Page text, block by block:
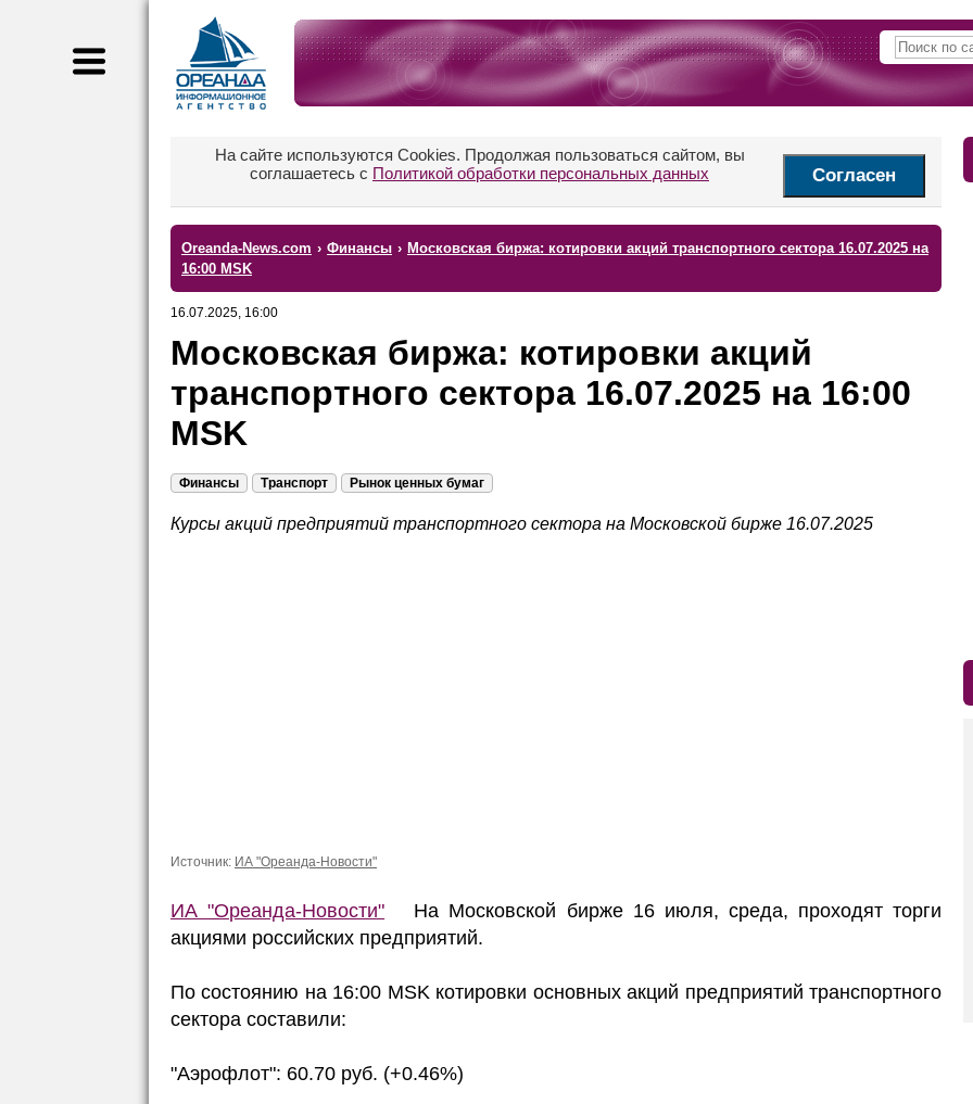
На сайте используются Cookies. Продолжая пользоваться сайтом, вы
соглашаетесь с Политикой обработки персональных данных Согласен
Oreanda-News.com › Финансы › Московская биржа: котировки акций транспортного сектора 16.07.2025 на
16:00 MSK
16.07.2025, 16:00
Московская биржа: котировки акций
транспортного сектора 16.07.2025 на 16:00
MSK
Финансы Транспорт Рынок ценных бумаг
Курсы акций предприятий транспортного сектора на Московской бирже 16.07.2025
Источник: ИА "Ореанда-Новости"
ИА "Ореанда-Новости" На Московской бирже 16 июля, среда, проходят торги
акциями российских предприятий.
По состоянию на 16:00 MSK котировки основных акций предприятий транспортного
сектора составили:
"Аэрофлот": 60.70 руб. (+0.46%)